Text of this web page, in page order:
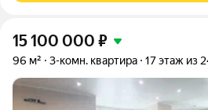
15 100 000 ₽
96 м² 3-комн. квартира 17 этаж из